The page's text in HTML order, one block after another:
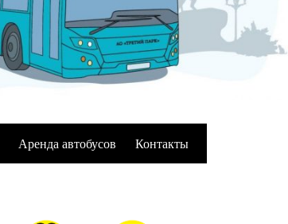
Аренда автобусов Контакты